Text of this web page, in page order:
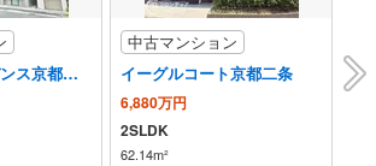
ファインレジデンス京都五条通
中古マンション
イーグルコート京都二条
6,880万円
2SLDK
62.14m²
パ